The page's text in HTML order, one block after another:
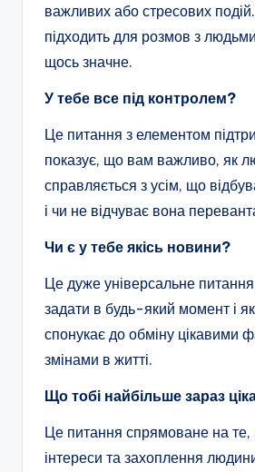
важливих або стресових
підходить для розмов з
щось значне.
У тебе все під контролем?
Це питання з елементом
показує, що вам важливо, як
справляється з усім, що
і чи не відчуває вона
Чи є у тебе якісь новини?
Це дуже універсальне
задати в будь-який момент і
спонукає до обміну цікавими
змінами в житті.
Що тобі найбільше зараз
Це питання спрямоване на те,
інтереси та захоплення